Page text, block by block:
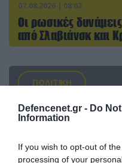
Defencenet.gr - Do
Information
If you wish to opt-out of
processing of your
07.08.2026 | 08:02
Οι ρωσικές
από Σλαβιάνσκ και
ΠΟΛΙΤΙΚΗ